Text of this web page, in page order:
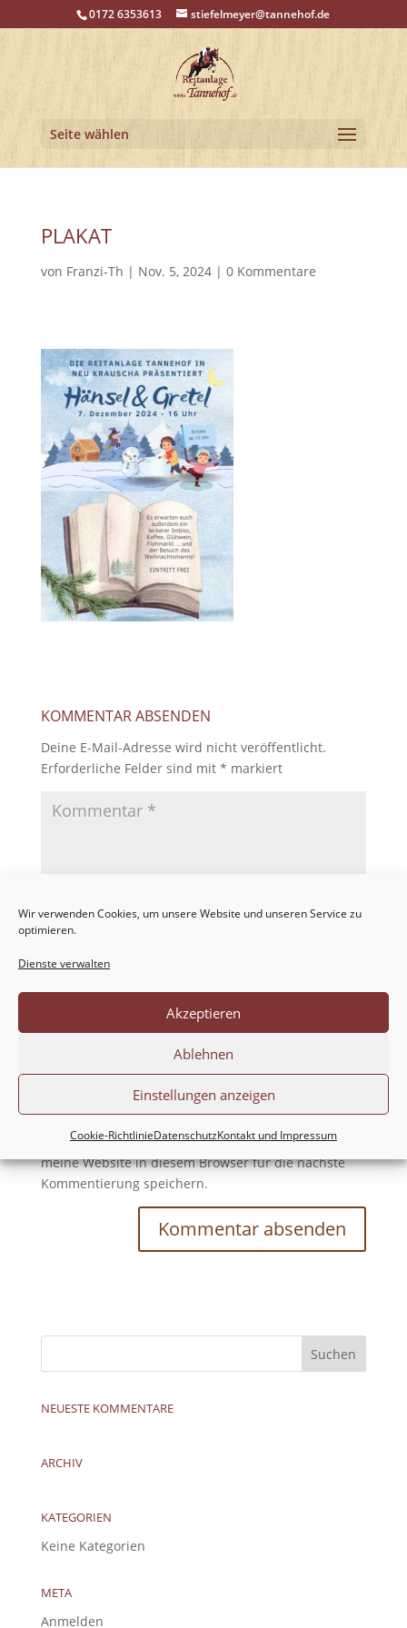
Wir verwenden Cookies, um unsere Website und unseren Service zu
optimieren.
Dienste verwalten
Akzeptieren
Ablehnen
Einstellungen anzeigen
Cookie-RichtlinieDatenschutzKontakt und Impressum
0172 6353613 stiefelmeyer@tannehof.de
Seite wählen
PLAKAT
von Franzi-Th | Nov. 5, 2024| 0 Kommentare
KOMMENTAR ABSENDEN
Deine E-Mail-Adresse wird nicht veröffentlicht.
Erforderliche Felder sind mit * markiert
Meinen Namen, meine E-Mail-Adresse und
meine Website in diesem Browser für die nächste
Kommentierung speichern.
NEUESTE KOMMENTARE
ARCHIV
KATEGORIEN
Keine Kategorien
META
Anmelden